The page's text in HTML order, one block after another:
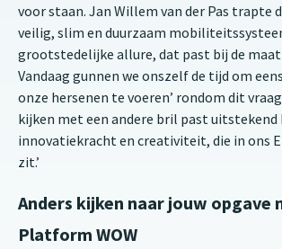
voor staan. Jan Willem van der Pas trapte
veilig, slim en duurzaam
grootstedelijke allure, dat past bij de maat
Vandaag gunnen we onszelf de tijd om
onze hersenen te voeren’ rondom dit
kijken met een andere bril past uitstekend
innovatiekracht en creativiteit, die in ons
zit.’
Anders kijken naar jouw opgave
Platform WOW